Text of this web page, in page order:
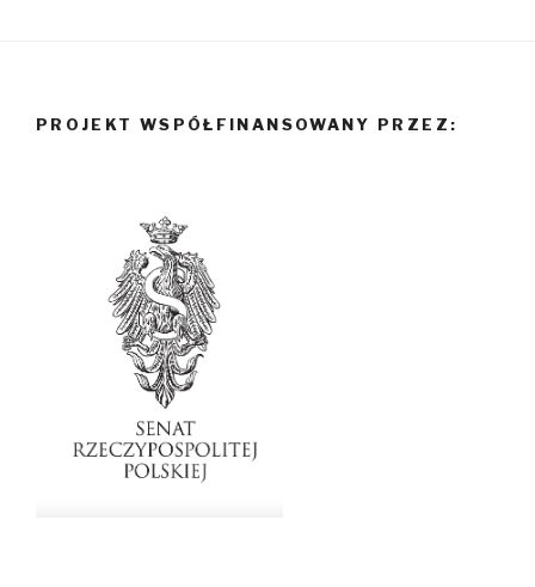
PROJEKT WSPÓŁFINANSOWANY PRZEZ: